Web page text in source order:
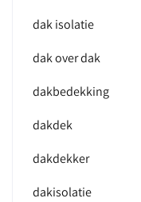
dak isolatie
dak over dak
dakbedekking
dakdek
dakdekker
dakisolatie